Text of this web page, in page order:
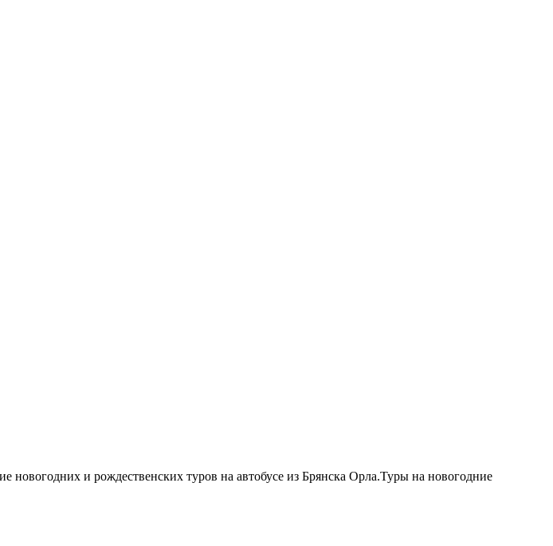
новогодних и рождественских туров на автобусе из Брянcка Орла.Туры на новогодние